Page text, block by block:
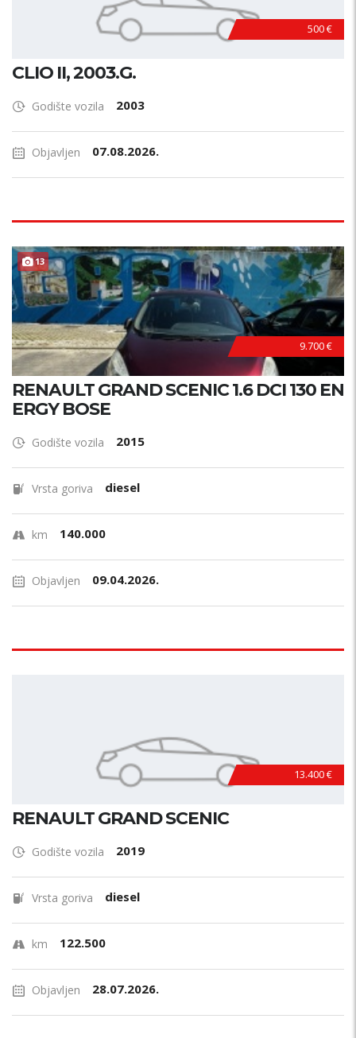
500 €
CLIO II, 2003.G.
Godište vozila 2003
Objavljen 07.08.2026.
13
9.700 €
RENAULT GRAND SCENIC 1.6 DCI 130 EN
ERGY BOSE
Godište vozila 2015
Vrsta goriva diesel
km 140.000
Objavljen 09.04.2026.
13.400 €
RENAULT GRAND SCENIC
Godište vozila 2019
Vrsta goriva diesel
km 122.500
Objavljen 28.07.2026.